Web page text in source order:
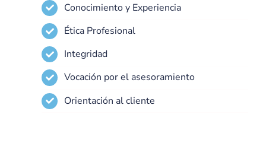
Conocimiento y Experiencia
Ética Profesional
Integridad
Vocación por el asesoramiento
Orientación al cliente